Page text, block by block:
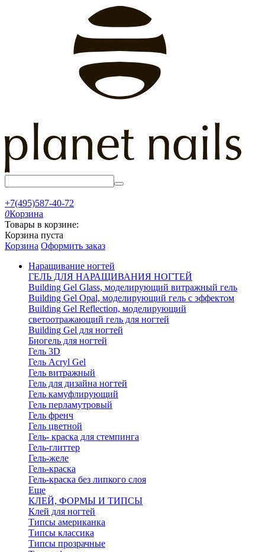
+7(495)587-40-72
0Корзина
Товары в корзине:
Корзина пуста
Корзина Оформить заказ
Наращивание ногтей
ГЕЛЬ ДЛЯ НАРАЩИВАНИЯ НОГТЕЙ
Building Gel Glass, моделирующий витражный гель
Building Gel Opal, моделирующий гель с эффектом
Building Gel Reflection, моделирующий
светоотражающий гель для ногтей
Building Gel для ногтей
Биогель для ногтей
Гель 3D
Гель Acryl Gel
Гель витражный
Гель для дизайна ногтей
Гель камуфлирующий
Гель перламутровый
Гель френч
Гель цветной
Гель- краска для стемпинга
Гель-глиттер
Гель-желе
Гель-краска
Гель-краска без липкого слоя
Еще
КЛЕЙ, ФОРМЫ И ТИПСЫ
Клей для ногтей
Типсы американка
Типсы классика
Типсы прозрачные